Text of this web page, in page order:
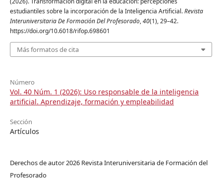
estudiantiles sobre la incorporación de la Inteligencia Artificial.Revista
Interuniversitaria De Formación Del Profesorado,40(1), 29–42.
https://doi.org/10.6018/rifop.698601
Más formatos de cita
Número
Vol. 40 Núm. 1 (2026): Uso responsable de la inteligencia
artificial. Aprendizaje, formación y empleabilidad
Sección
Artículos
Derechos de autor 2026 Revista Interuniversitaria de Formación del
Profesorado